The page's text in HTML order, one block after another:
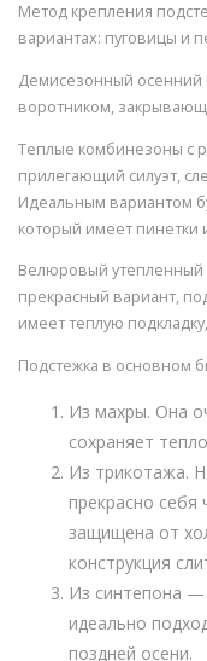
Метод крепления
вариантах: пуговицы и
Демисезонный осенний
воротником,
Теплые комбинезоны с
прилегающий силуэт,
Идеальным вариантом
который имеет пинетки
Велюровый
прекрасный вариант,
имеет теплую
Подстежка в основном
Из махры. Она
сохраняет
Из трикотажа.
прекрасно себя
защищена от
конструкция
Из синтепона —
идеально
поздней осени.